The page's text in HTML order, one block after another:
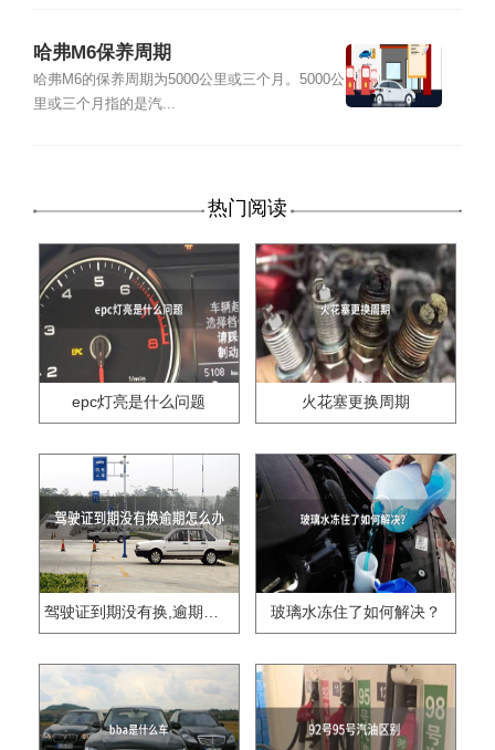
哈弗M6保养周期
哈弗M6的保养周期为5000公里或三个月。5000公
里或三个月指的是汽...
热门阅读
epc灯亮是什么问题 火花塞更换周期
驾驶证到期没有换,逾期怎么办?? 玻璃水冻住了如何解决？